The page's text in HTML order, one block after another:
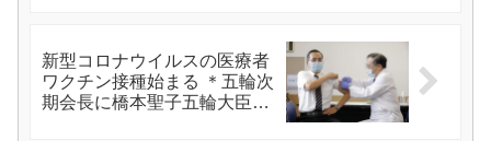
新型コロナウイルスの医療者
ワクチン接種始まる ＊五輪次
期会長に橋本聖子五輪大臣